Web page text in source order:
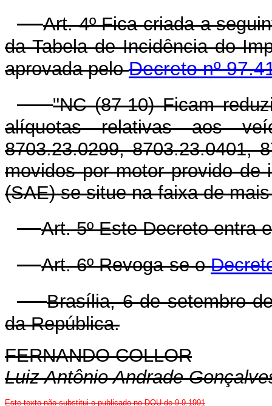
Art. 4º Fica criada a
da Tabela de Incidência do
aprovada peloDecreto nº
"NC (87-10) Ficam
alíquotas relativas aos
8703.23.0299, 8703.23.0401,
movidos por motor provido de
(SAE) se situe na faixa de
Art. 5º Este Decreto entra
Art. 6º Revoga-se o
Brasília, 6 de setembro
da República.
FERNANDO COLLOR
Luiz Antônio Andrade
Este texto não substitui o publicado no DOU de 9.9.1991